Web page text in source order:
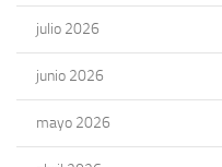
julio 2026
junio 2026
mayo 2026